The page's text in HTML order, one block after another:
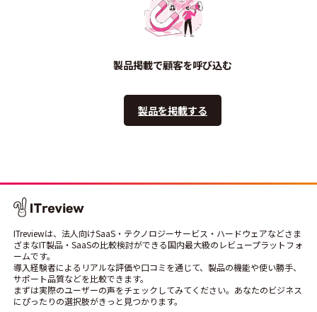
製品掲載で顧客を呼び込む
製品を掲載する
ITreviewは、法人向けSaaS・テクノロジーサービス・ハードウェアなどさま
ざまなIT製品・SaaSの比較検討ができる国内最大級のレビュープラットフォ
ームです。
導入経験者によるリアルな評価や口コミを通じて、製品の機能や使い勝手、
サポート品質などを比較できます。
まずは実際のユーザーの声をチェックしてみてください。あなたのビジネス
にぴったりの選択肢がきっと見つかります。